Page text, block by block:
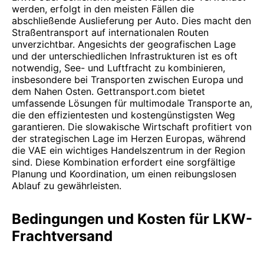
werden, erfolgt in den meisten Fällen die
abschließende Auslieferung per Auto. Dies macht den
Straßentransport auf internationalen Routen
unverzichtbar. Angesichts der geografischen Lage
und der unterschiedlichen Infrastrukturen ist es oft
notwendig, See- und Luftfracht zu kombinieren,
insbesondere bei Transporten zwischen Europa und
dem Nahen Osten. Gettransport.com bietet
umfassende Lösungen für multimodale Transporte an,
die den effizientesten und kostengünstigsten Weg
garantieren. Die slowakische Wirtschaft profitiert von
der strategischen Lage im Herzen Europas, während
die VAE ein wichtiges Handelszentrum in der Region
sind. Diese Kombination erfordert eine sorgfältige
Planung und Koordination, um einen reibungslosen
Ablauf zu gewährleisten.
Bedingungen und Kosten für LKW-
Frachtversand